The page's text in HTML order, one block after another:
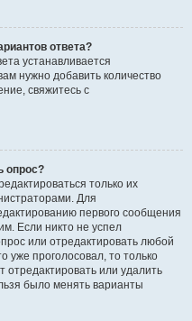
ответа?
устанавливается
нужно добавить количество
свяжитесь с
опрос?
только их
Для
первого сообщения
Если никто не успел
или отредактировать любой
уже проголосовал, то только
или удалить
было менять варианты